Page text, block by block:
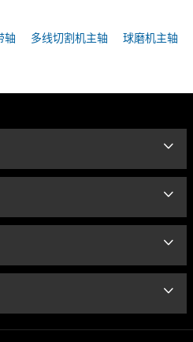
轴 多线切割机主轴 球磨机主轴